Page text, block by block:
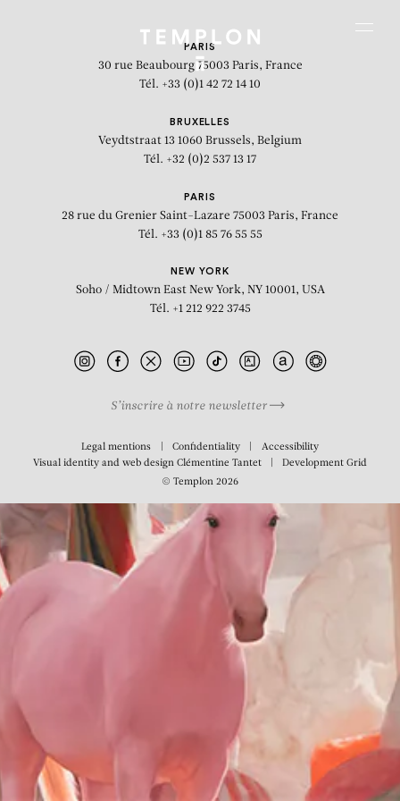
Out of the Woods
PARIS
30 rue Beaubourg 75003 Paris, France
Tél. +33 (0)1 42 72 14 10
BRUXELLES
Veydtstraat 13 1060 Brussels, Belgium
Tél. +32 (0)2 537 13 17
PARIS
28 rue du Grenier Saint-Lazare 75003 Paris, France
Tél. +33 (0)1 85 76 55 55
NEW YORK
Soho / Midtown East New York, NY 10001, USA
Tél. +1 212 922 3745
S’inscrire à notre newsletter
Legal mentions Confidentiality
Accessibility
Visual identity and web design Clémentine Tantet DevelopmentGrid
© Templon 2026